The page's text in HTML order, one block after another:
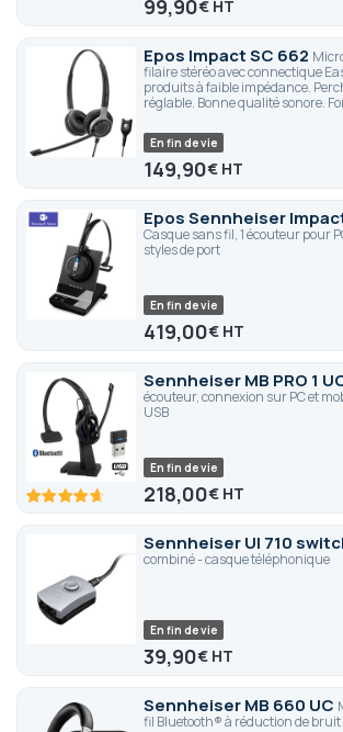
99,90€
Epos Impact SC 662
filaire stéréo avec connectique
produits à faible impédance.
réglable. Bonne qualité sonore.
En fin de vie
149,90€
Epos Sennheiser
Casque sans fil, 1 écouteur pour
styles de port
En fin de vie
419,00€
Sennheiser MB PRO 1
écouteur, connexion sur PC et
USB
93.4100
En fin de vie
218,00€
Sennheiser UI 710
combiné - casque téléphonique
En fin de vie
39,90€
Sennheiser MB 660 UC
fil Bluetooth® à réduction de